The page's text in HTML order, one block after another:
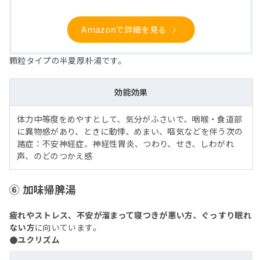
Amazonで詳細を見る
顆粒タイプの半夏厚朴湯です。
効能効果
体力中等度をめやすとして、気分がふさいで、咽喉・食道部
に異物感があり、ときに動悸、めまい、嘔気などを伴う次の
諸症：不安神経症、神経性胃炎、つわり、せき、しわがれ
声、のどのつかえ感
⑥ 加味帰脾湯
疲れやストレス、不安が溜まって寝つきが悪い方、ぐっすり眠れ
ない方に向いています。
●ユクリズム